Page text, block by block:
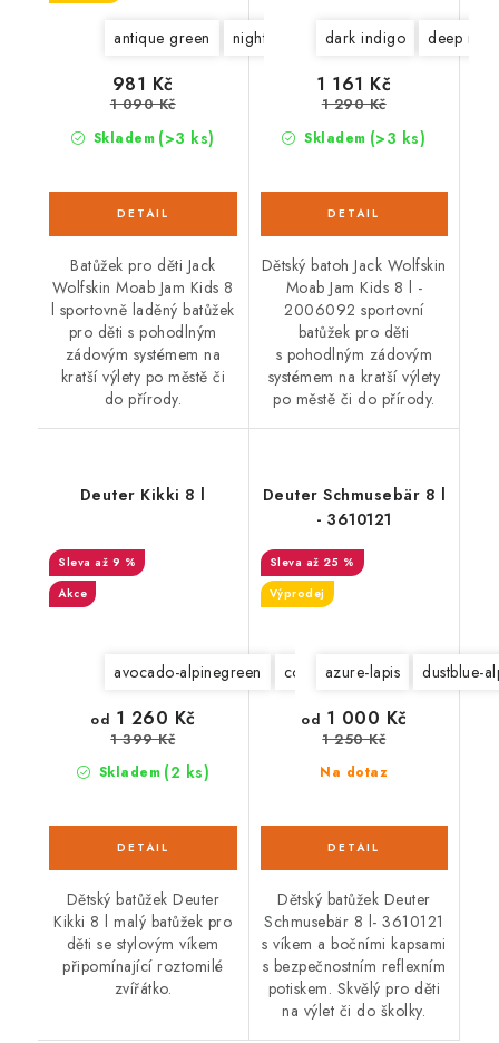
antique green night blue desert rose coastal
Skladem (>3 ks)
981 Kč
1 090 Kč
Batůžek pro děti Jack
Wolfskin Moab Jam Kids 8
l sportovně laděný batůžek
pro děti s pohodlným
zádovým systémem na
kratší výlety po městě či
do přírody.
dark indigo deep mint
Skladem (>3 ks)
1 161 Kč
1 290 Kč
Dětský batoh Jack Wolfskin
Moab Jam Kids 8 l -
2006092 sportovní
batůžek pro děti
s pohodlným zádovým
systémem na kratší výlety
po městě či do přírody.
Deuter Kikki 8 l
až 9 %
Akce
avocado-alpinegreen coolblue-midnight
Skladem (2 ks)
od 1 260 Kč
1 399 Kč
Dětský batůžek Deuter
Kikki 8 l malý batůžek pro
děti se stylovým víkem
připomínající roztomilé
zvířátko.
Deuter Schmusebär 8 l
- 3610121
až 25 %
Výprodej
azure-lapis dustblue-
Na dotaz
od 1 000 Kč
1 250 Kč
Dětský batůžek Deuter
Schmusebär 8 l- 3610121
s víkem a bočními kapsami
s bezpečnostním reflexním
potiskem. Skvělý pro děti
na výlet či do školky.